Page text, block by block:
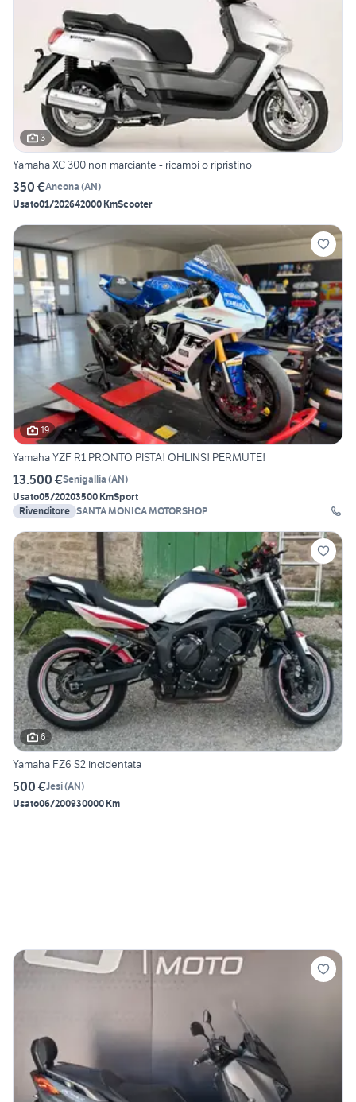
3
Yamaha XC 300 non marciante - ricambi o ripristino
350 €Ancona (AN)
Usato01/202642000 KmScooter
19
Yamaha YZF R1 PRONTO PISTA! OHLINS! PERMUTE!
13.500 €Senigallia (AN)
Usato05/20203500 KmSport
Rivenditore SANTA MONICA MOTORSHOP
6
Yamaha FZ6 S2 incidentata
500 €Jesi(AN)
Usato06/200930000 Km